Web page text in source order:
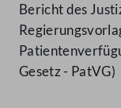
Bericht des
Gesetz - PatVG)